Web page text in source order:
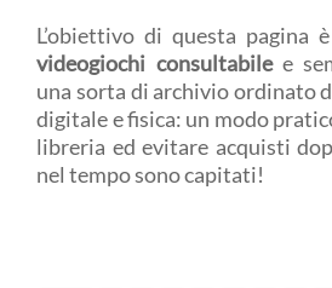
L’obiettivo di questa pagina
videogiochi consultabilee
una sorta di archivio ordinato
digitale e fisica: un modo
libreria ed evitare acquisti
nel tempo sono capitati!